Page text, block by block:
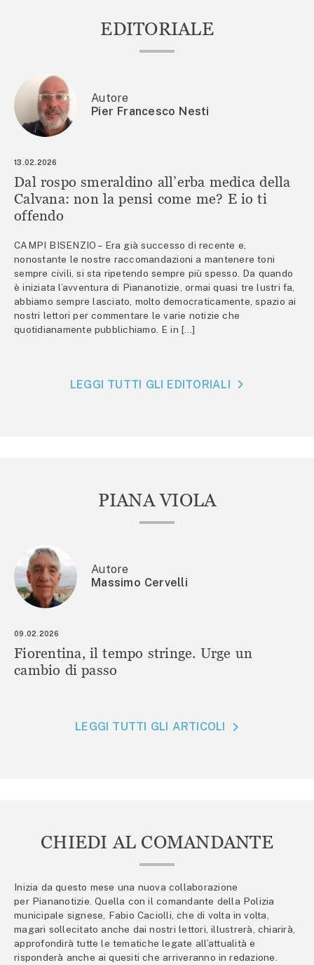
EDITORIALE
Autore
Pier Francesco Nesti
13.02.2026
Dal rospo smeraldino all’erba medica della
Calvana: non la pensi come me? E io ti
offendo
CAMPI BISENZIO – Era già successo di recente e,
nonostante le nostre raccomandazioni a mantenere toni
sempre civili, si sta ripetendo sempre più spesso. Da quando
è iniziata l’avventura di Piananotizie, ormai quasi tre lustri fa,
abbiamo sempre lasciato, molto democraticamente, spazio ai
nostri lettori per commentare le varie notizie che
quotidianamente pubblichiamo. E in […]
LEGGI TUTTI GLI EDITORIALI
PIANA VIOLA
Autore
Massimo Cervelli
09.02.2026
Fiorentina, il tempo stringe. Urge un
cambio di passo
LEGGI TUTTI GLI ARTICOLI
CHIEDI AL COMANDANTE
Inizia da questo mese una nuova collaborazione
per Piananotizie. Quella con il comandante della Polizia
municipale signese, Fabio Caciolli, che di volta in volta,
magari sollecitato anche dai nostri lettori, illustrerà, chiarirà,
approfondirà tutte le tematiche legate all’attualità e
risponderà anche ai quesiti che arriveranno in redazione.